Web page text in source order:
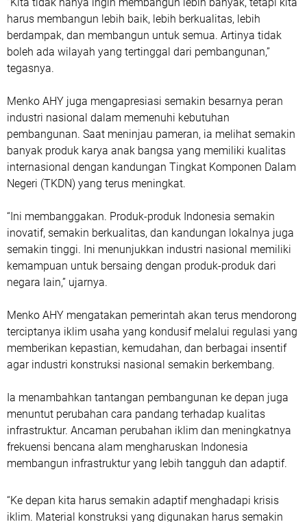
harus membangun lebih baik, lebih berkualitas, lebih
berdampak, dan membangun untuk semua. Artinya tidak
boleh ada wilayah yang tertinggal dari pembangunan,”
tegasnya.
Menko AHY juga mengapresiasi semakin besarnya peran
industri nasional dalam memenuhi kebutuhan
pembangunan. Saat meninjau pameran, ia melihat semakin
banyak produk karya anak bangsa yang memiliki kualitas
internasional dengan kandungan Tingkat Komponen Dalam
Negeri (TKDN) yang terus meningkat.
“Ini membanggakan. Produk-produk Indonesia semakin
inovatif, semakin berkualitas, dan kandungan lokalnya juga
semakin tinggi. Ini menunjukkan industri nasional memiliki
kemampuan untuk bersaing dengan produk-produk dari
negara lain,” ujarnya.
Menko AHY mengatakan pemerintah akan terus mendorong
terciptanya iklim usaha yang kondusif melalui regulasi yang
memberikan kepastian, kemudahan, dan berbagai insentif
agar industri konstruksi nasional semakin berkembang.
Ia menambahkan tantangan pembangunan ke depan juga
menuntut perubahan cara pandang terhadap kualitas
infrastruktur. Ancaman perubahan iklim dan meningkatnya
frekuensi bencana alam mengharuskan Indonesia
membangun infrastruktur yang lebih tangguh dan adaptif.
“Ke depan kita harus semakin adaptif menghadapi krisis
iklim. Material konstruksi yang digunakan harus semakin